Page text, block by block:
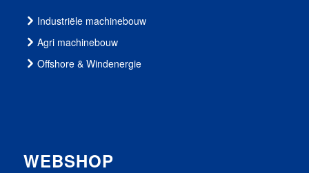
Industriële machinebouw
Agri machinebouw
Offshore & Windenergie
WEBSHOP